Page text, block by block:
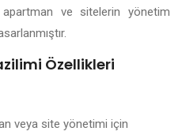
ve sitelerin yönetim
Özellikleri
veya site yönetimi için